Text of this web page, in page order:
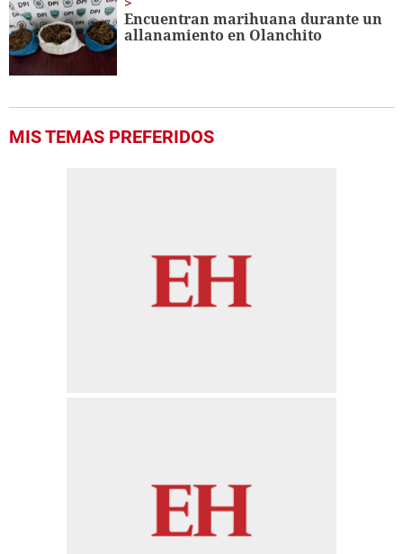
Encuentran marihuana durante un
allanamiento en Olanchito
MIS TEMAS PREFERIDOS